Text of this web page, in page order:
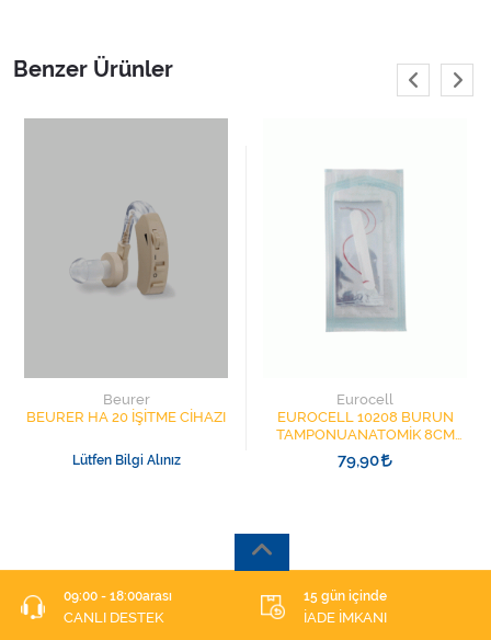
Benzer Ürünler
Beurer
BEURER HA 20 İŞİTME CİHAZI
Lütfen Bilgi Alınız
Eurocell
EUROCELL 10208 BURUN
TAMPONUANATOMİK 8CM
İPLİ
79,90
09:00 - 18:00arası
CANLI DESTEK
15 gün içinde
İADE İMKANI